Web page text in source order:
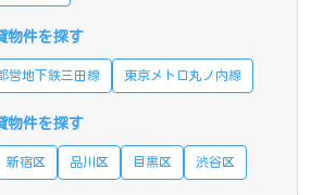
物件を探す
営地下鉄三田線 東京メトロ丸ノ内線
物件を探す
新宿区 品川区 目黒区 渋谷区